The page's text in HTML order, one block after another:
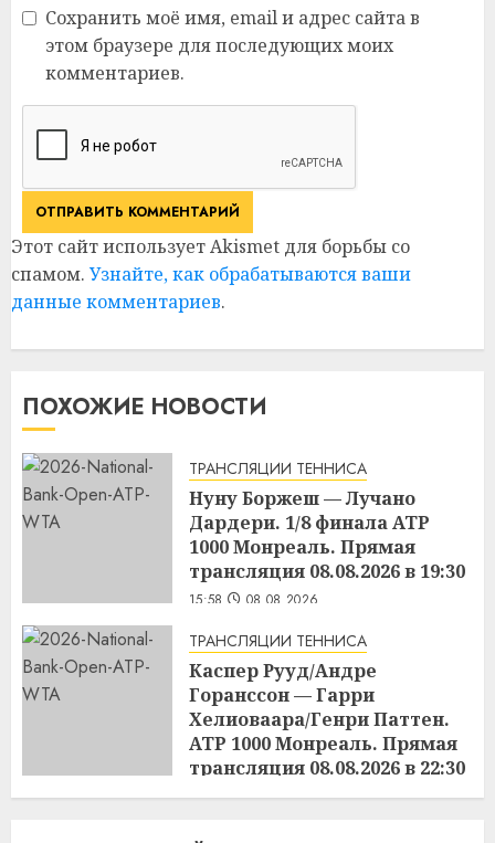
Сохранить моё имя, email и адрес сайта в
этом браузере для последующих моих
комментариев.
Этот сайт использует Akismet для борьбы со
спамом. Узнайте, как обрабатываются ваши
данные комментариев.
ПОХОЖИЕ НОВОСТИ
ТРАНСЛЯЦИИ ТЕННИСА
Нуну Боржеш — Лучано
Дардери. 1/8 финала ATP
1000 Монреаль. Прямая
трансляция 08.08.2026 в 19:30
15:58 08.08.2026
ТРАНСЛЯЦИИ ТЕННИСА
Каспер Рууд/Андре
Горанссон — Гарри
Хелиоваара/Генри Паттен.
ATP 1000 Монреаль. Прямая
трансляция 08.08.2026 в 22:30
15:49 08.08.2026